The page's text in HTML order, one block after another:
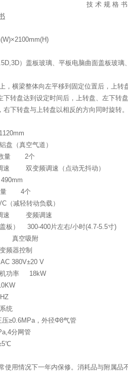
技 术 规 格 书
×2100mm(H)
）盖板玻璃、平板电脑曲面盖板玻璃
，横梁整体向左平移到固定位置后，上
转盘达到设定时间后，上转盘、左下转
下转盘与上转盘以相反的方向同时旋转
盘（真空气道）
量2个
速
双变频调速（点动无抖动）
490mm
4个
（减轻转动负载）
速
变频调速
板） 300-400片左右/小时(4.7-5.5寸)
真空吸附
变频器控制
AC 380V±20 V
功率18kW
统
压≥0.6MPa，外径Φ8气管
分网管
5℃
使用情况下一年内保修。消耗品与附属品